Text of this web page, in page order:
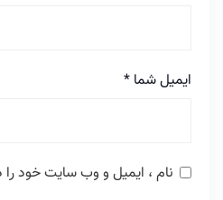
ایمیل شما *
نام ، ایمیل و وب سایت خود را